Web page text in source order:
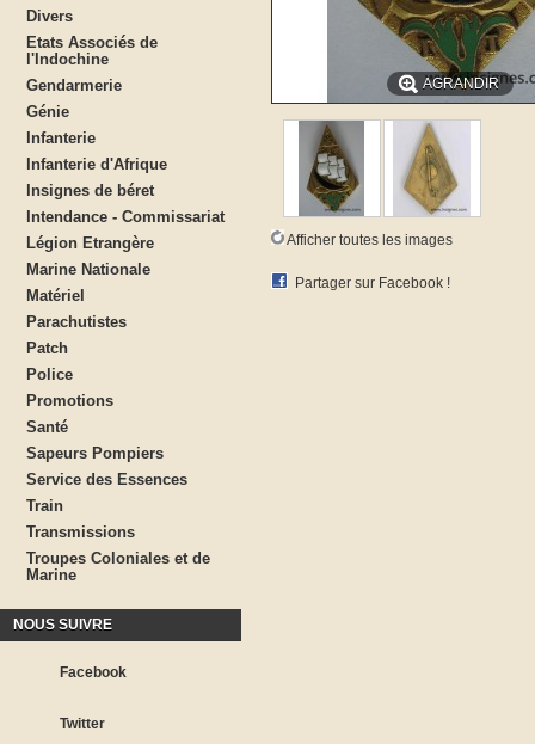
Divers
Etats Associés de
l'Indochine
Gendarmerie
Génie
Infanterie
Infanterie d'Afrique
Insignes de béret
Intendance - Commissariat
Légion Etrangère
Marine Nationale
Matériel
Parachutistes
Patch
Police
Promotions
Santé
Sapeurs Pompiers
Service des Essences
Train
Transmissions
Troupes Coloniales et de
Marine
NOUS SUIVRE
Facebook
Twitter
AGRANDIR
Afficher toutes les images
Partager sur Facebook !